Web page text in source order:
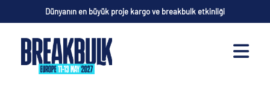
Dünyanın en büyük proje kargo ve breakbulk etkinliği